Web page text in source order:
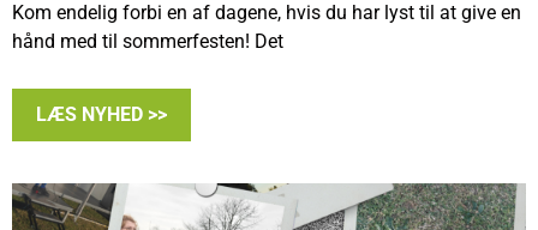
Kom endelig forbi en af dagene, hvis du har lyst til at give en
hånd med til sommerfesten! Det
LÆS NYHED >>